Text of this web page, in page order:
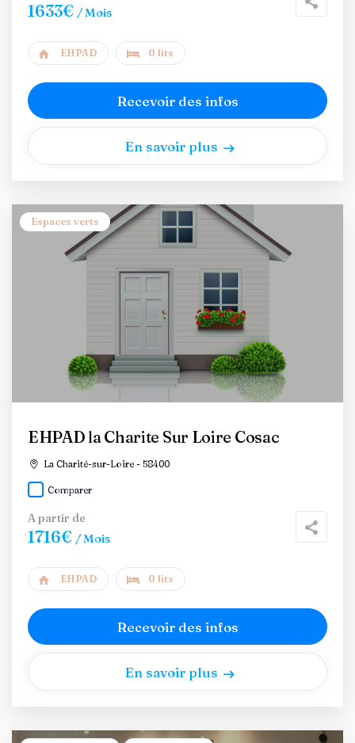
1633€ / Mois
EHPAD 0 lits
Recevoir des infos
En savoir plus
Espaces verts
EHPAD la Charite Sur Loire Cosac
La Charité-sur-Loire - 58400
Comparer
A partir de
1716€ / Mois
EHPAD 0 lits
Recevoir des infos
En savoir plus